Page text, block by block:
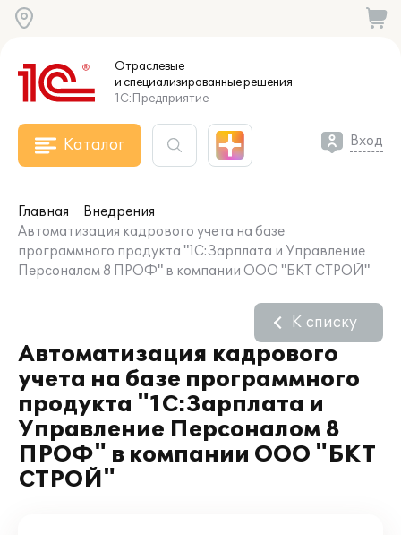
Отраслевые
и специализированныерешения
1С:Предприятие
Каталог Вход
Главная
Внедрения
Автоматизация кадрового учета на базе
программного продукта "1С:Зарплата и Управление
Персоналом 8 ПРОФ" в компании ООО "БКТ СТРОЙ"
Автоматизация кадрового
учета на базе программного
продукта "1С:Зарплата и
Управление Персоналом 8
ПРОФ" в компании ООО "БКТ
СТРОЙ"
К списку